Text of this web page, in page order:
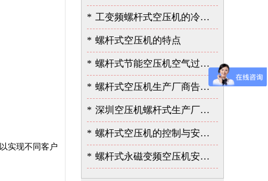
实现不同客户
* 工变频螺杆式空压机的冷却与润滑系统
* 螺杆式空压机的特点
* 螺杆式节能空压机空气过滤器的保养
* 螺杆式空压机生产厂商告诉您余热回收的重要性
* 深圳空压机螺杆式生产厂家告诉您如何选择空压机
* 螺杆式空压机的控制与安全保护系统
* 螺杆式永磁变频空压机安装注意事项-深圳稳超